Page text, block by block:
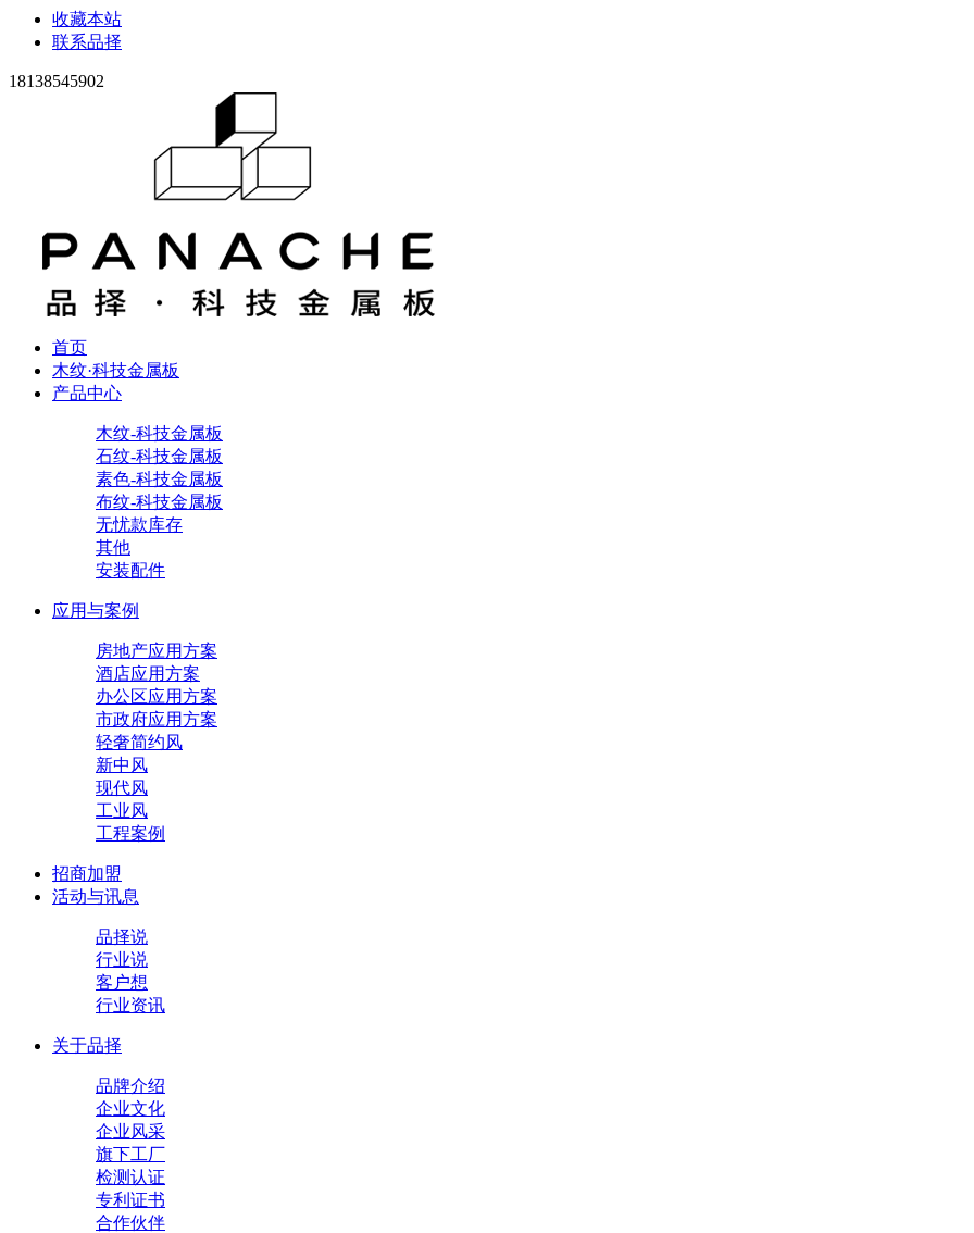
收藏本站
联系品择
18138545902
首页
木纹·科技金属板
产品中心
木纹-科技金属板
石纹-科技金属板
素色-科技金属板
布纹-科技金属板
无忧款库存
其他
安装配件
应用与案例
房地产应用方案
酒店应用方案
办公区应用方案
市政府应用方案
轻奢简约风
新中风
现代风
工业风
工程案例
招商加盟
活动与讯息
品择说
行业说
客户想
行业资讯
关于品择
品牌介绍
企业文化
企业风采
旗下工厂
检测认证
专利证书
合作伙伴